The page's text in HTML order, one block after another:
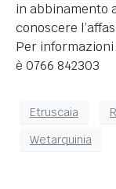
in abbinamento
conoscere
Per
è 0766 842303
Etruscaia
Wetarquinia